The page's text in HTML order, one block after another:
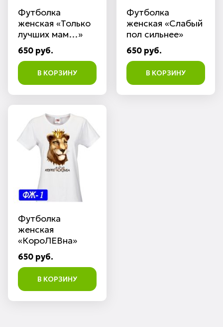
Футболка
женская «Только
лучших мам…»
650 руб.
В КОРЗИНУ
Футболка
женская «Слабый
пол сильнее»
650 руб.
В КОРЗИНУ
Футболка
женская
«КороЛЕВна»
650 руб.
В КОРЗИНУ